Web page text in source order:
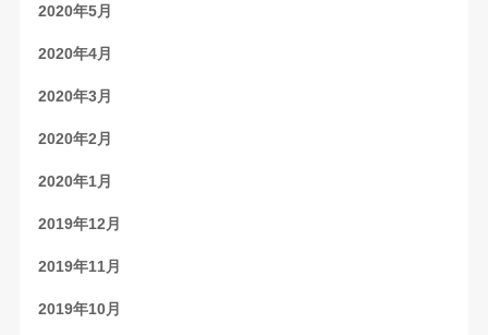
2020年5月
2020年4月
2020年3月
2020年2月
2020年1月
2019年12月
2019年11月
2019年10月